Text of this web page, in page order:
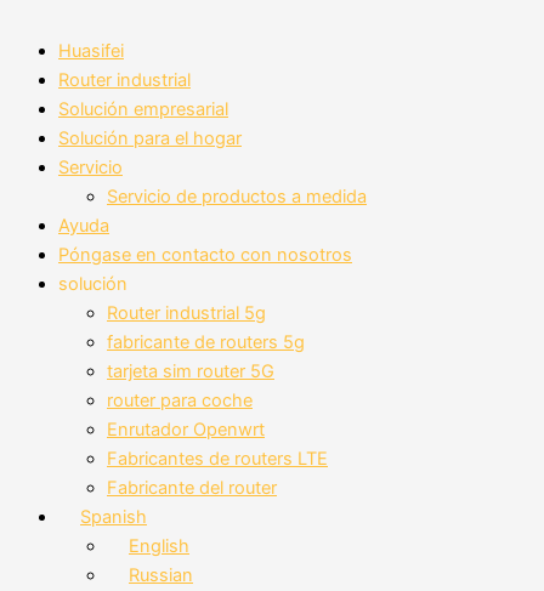
Huasifei
Router industrial
Solución empresarial
Solución para el hogar
Servicio
Servicio de productos a medida
Ayuda
Póngase en contacto con nosotros
solución
Router industrial 5g
fabricante de routers 5g
tarjeta sim router 5G
router para coche
Enrutador Openwrt
Fabricantes de routers LTE
Fabricante del router
Spanish
English
Russian